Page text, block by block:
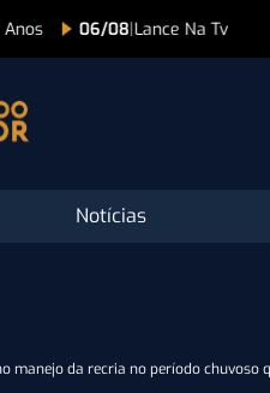
06/08|Lance na TV
Notícias
manejo da recria no período chuvoso